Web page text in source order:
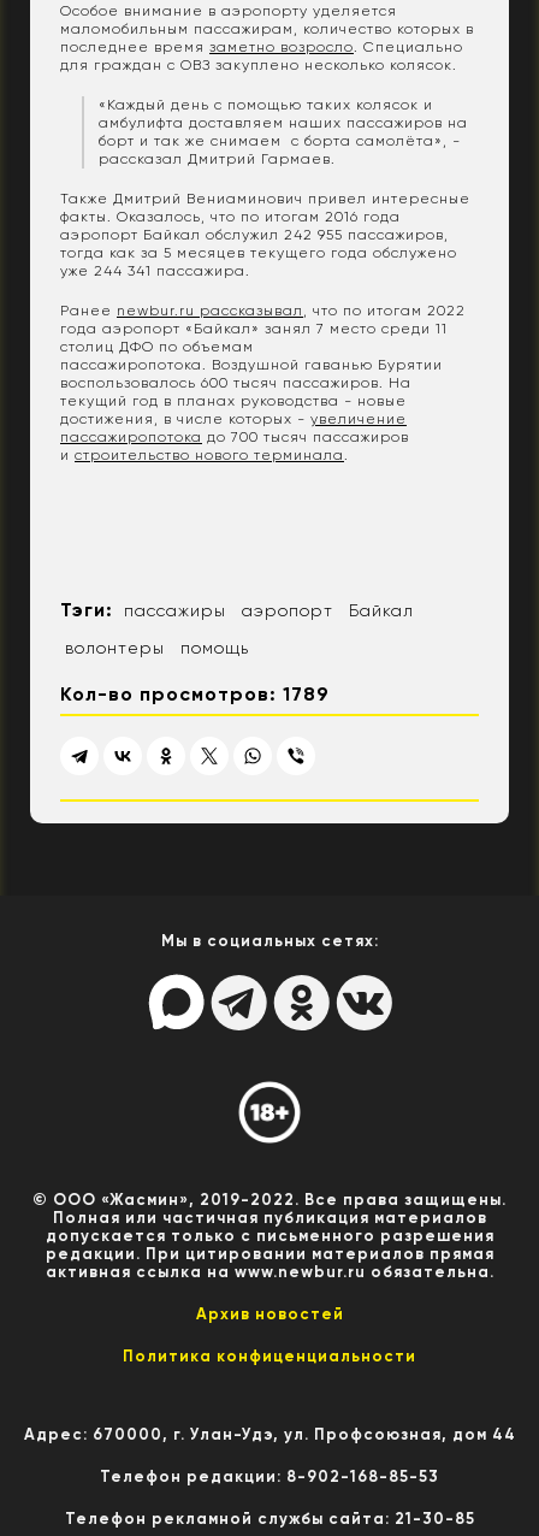
Особое внимание в аэропорту уделяется
маломобильным пассажирам, количество которых в
последнее время заметно возросло . Специально
для граждан с ОВЗ закуплено несколько колясок.
«Каждый день с помощью таких колясок и
амбулифта доставляем наших пассажиров на
борт и так же снимаем с борта самолёта», -
рассказал Дмитрий Гармаев.
Также Дмитрий Вениаминович привел интересные
факты. Оказалось, что по итогам 2016 года
аэропорт Байкал обслужил 242 955 пассажиров,
тогда как за 5 месяцев текущего года обслужено
уже 244 341 пассажира.
Ранее newbur.ru рассказывал
, что по итогам 2022
года аэропорт «Байкал» занял 7 место среди 11
столиц ДФО по объемам
пассажиропотока. Воздушной гаванью Бурятии
воспользовалось 600 тысяч пассажиров. На
текущий год в планах руководства - новые
достижения, в числе которых - увеличение
пассажиропотока до 700 тысяч пассажиров
и строительство нового терминала
Тэги: пассажиры аэропорт
Байкал
волонтеры
помощь
Кол-во просмотров: 1789
Мы в социальных сетях:
© ООО «Жасмин», 2019-2022. Все права защищены.
Полная или частичная публикация материалов
допускается только с письменного разрешения
редакции. При цитировании материалов прямая
активная ссылка на www.newbur.ru обязательна.
Архив новостей
Политика конфиценциальности
Адрес: 670000, г. Улан-Удэ, ул. Профсоюзная, дом 44
Телефон редакции: 8-902-168-85-53
Телефон рекламной службы сайта: 21-30-85